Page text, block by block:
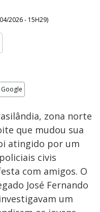
2026 - 15H29)
zona norte
que mudou sua
atingido por um
civis
com amigos. O
José Fernando
um